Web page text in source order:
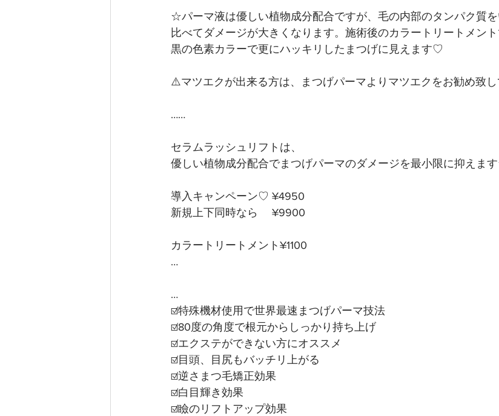
☆パーマ液は優しい植物成分配合ですが、毛の内部のタンパク質
比べてダメージが大きくなります。施術後のカラートリートメント
黒の色素カラーで更にハッキリしたまつげに見えます♡
⚠️マツエクが出来る方は、まつげパーマよりマツエクをお勧め致し
……
セラムラッシュリフトは、
優しい植物成分配合でまつげパーマのダメージを最小限に抑えま
導入キャンペーン♡ ¥4950
新規上下同時なら　 ¥9900
カラートリートメント¥1100
…
…
☑️特殊機材使用で世界最速まつげパーマ技法
☑️80度の角度で根元からしっかり持ち上げ
☑️エクステができない方にオススメ
☑️目頭、目尻もバッチリ上がる
☑️逆さまつ毛矯正効果
☑️白目輝き効果
☑️瞼のリフトアップ効果